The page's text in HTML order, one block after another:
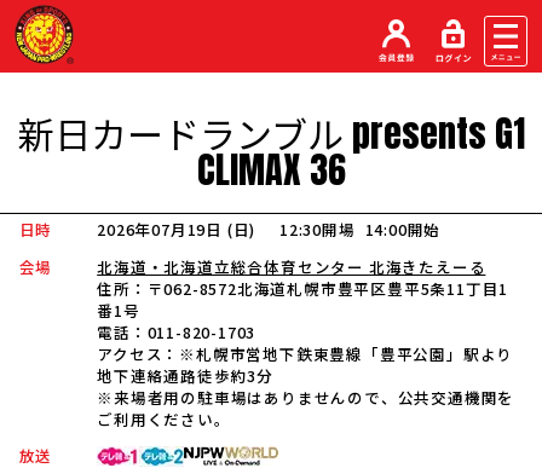
新日カードランブル presents G1
CLIMAX 36
日時 2026年07月19日 (日) 12:30開場 14:00開始
会場
北海道・北海道立総合体育センター 北海きたえーる
住所： 〒062-8572北海道札幌市豊平区豊平5条11丁目1
番1号
電話： 011-820-1703
アクセス： ※札幌市営地下鉄東豊線「豊平公園」駅より
地下連絡通路徒歩約3分
※来場者用の駐車場はありませんので、公共交通機関を
ご利用ください。
放送